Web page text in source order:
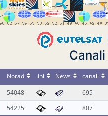
Norad .ini News canali
54048 695
54225 807